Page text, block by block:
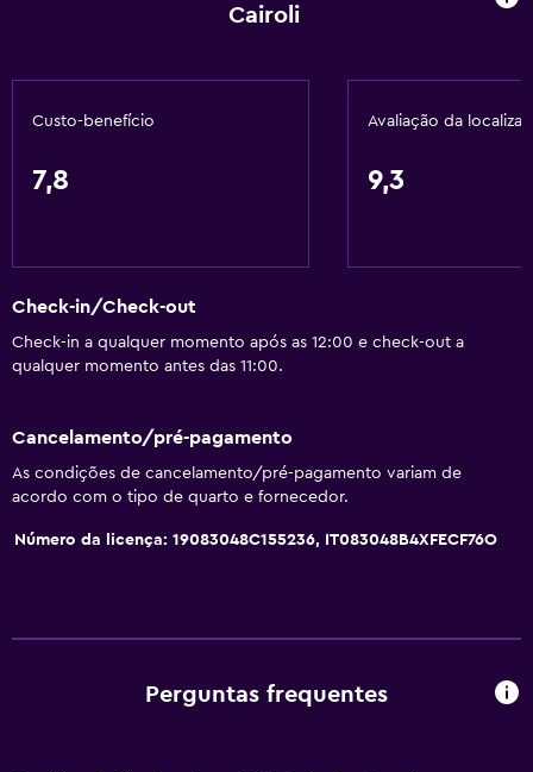
Forno
Micro-ondas
Fogão
Chaleira/cafeteira
Torradeira
Refrigerador
Cozinha americana
Cairoli
Custo-benefício
7,8
Avaliação da
9,3
Check-in/Check-out
Check-in a qualquer momento após as 12:00 e check-out a
qualquer momento antes das 11:00.
Cancelamento/pré-pagamento
As condições de cancelamento/pré-pagamento variam de
acordo com o tipo de quarto e fornecedor.
Número da licença: 19083048C155236, IT083048B4XFECF76O
Perguntas frequentes